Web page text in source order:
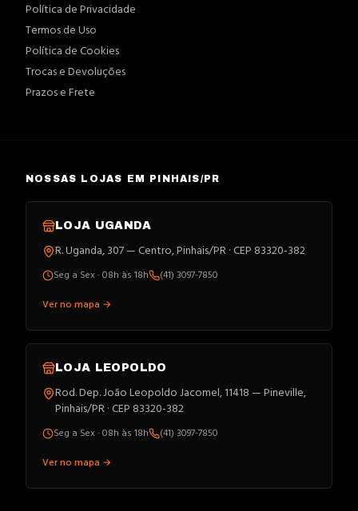
Política de Privacidade
Termos de Uso
Política de Cookies
Trocas e Devoluções
Prazos e Frete
NOSSAS LOJAS EM PINHAIS/PR
LOJA UGANDA
R. Uganda, 307 — Centro, Pinhais/PR · CEP 83320-382
Seg a Sex · 08h às 18h
(41) 3097-7850
Ver no mapa →
LOJA LEOPOLDO
Rod. Dep. João Leopoldo Jacomel, 11418 — Pineville,
Pinhais/PR · CEP 83320-382
Seg a Sex · 08h às 18h
(41) 3097-7850
Ver no mapa →